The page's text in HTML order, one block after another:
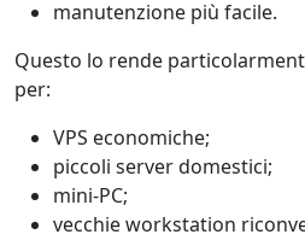
manutenzione più facile.
Questo lo rende
per:
VPS economiche;
piccoli server domestici;
mini-PC;
vecchie workstation